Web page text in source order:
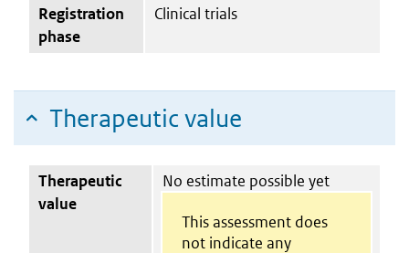
Registration
phase
Clinical trials
Therapeutic value
Therapeutic
value
No estimate possible yet
This assessment does
not indicate any